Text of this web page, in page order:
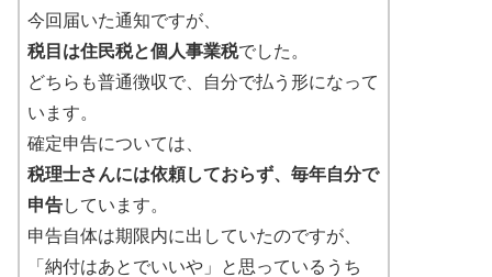
今回届いた通知ですが、
税目は住民税と個人事業税でした。
どちらも普通徴収で、自分で払う形になって
います。
確定申告については、
税理士さんには依頼しておらず、毎年自分で
申告しています。
申告自体は期限内に出していたのですが、
「納付はあとでいいや」と思っているうち